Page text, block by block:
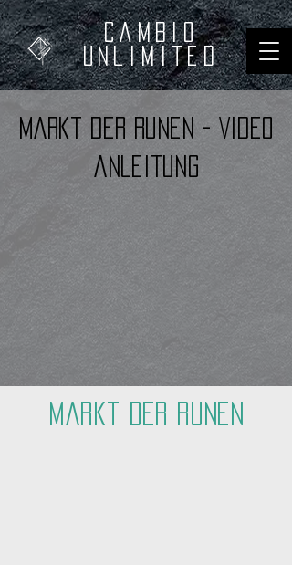
Cambio
unliMited
markt der runen - Video
anleitung
Markt der Runen